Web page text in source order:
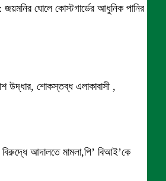
ঘোলে কোস্টগার্ডের আধুনিক পানির
উদ্ধার, শোকস্তব্ধ এলাকাবাসী ,
আদালতে মামলা,পি’ বিআই’কে